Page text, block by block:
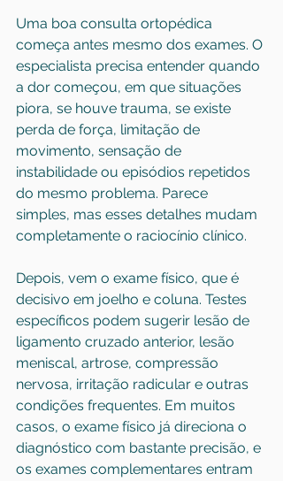
Uma boa consulta ortopédica
começa antes mesmo dos exames. O
especialista precisa entender quando
a dor começou, em que situações
piora, se houve trauma, se existe
perda de força, limitação de
movimento, sensação de
instabilidade ou episódios repetidos
do mesmo problema. Parece
simples, mas esses detalhes mudam
completamente o raciocínio clínico.
Depois, vem o exame físico, que é
decisivo em joelho e coluna. Testes
específicos podem sugerir lesão de
ligamento cruzado anterior, lesão
meniscal, artrose, compressão
nervosa, irritação radicular e outras
condições frequentes. Em muitos
casos, o exame físico já direciona o
diagnóstico com bastante precisão, e
os exames complementares entram